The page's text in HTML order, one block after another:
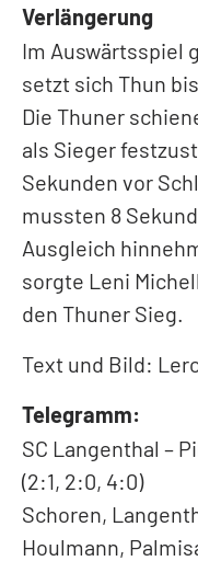
Verlängerung
Im Auswärtsspiel
setzt sich Thun
Die Thuner
als Sieger
Sekunden vor
mussten 8
Ausgleich
sorgte Leni
den Thuner Sieg.
Text und Bild:
Telegramm:
SC Langenthal –
(2:1, 2:0, 4:0)
Schoren,
Houlmann,